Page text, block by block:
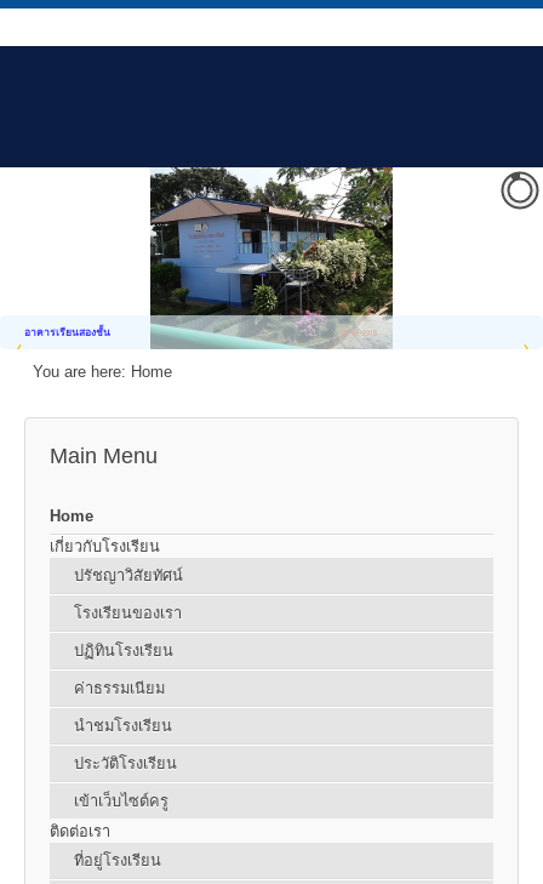
อาคารเรียนสองชั้น
You are here: Home
Main Menu
Home
เกี่ยวกับโรงเรียน
ปรัชญาวิสัยทัศน์
โรงเรียนของเรา
ปฏิทินโรงเรียน
ค่าธรรมเนียม
นำชมโรงเรียน
ประวัติโรงเรียน
เข้าเว็บไซต์ครู
ติดต่อเรา
ที่อยู่โรงเรียน